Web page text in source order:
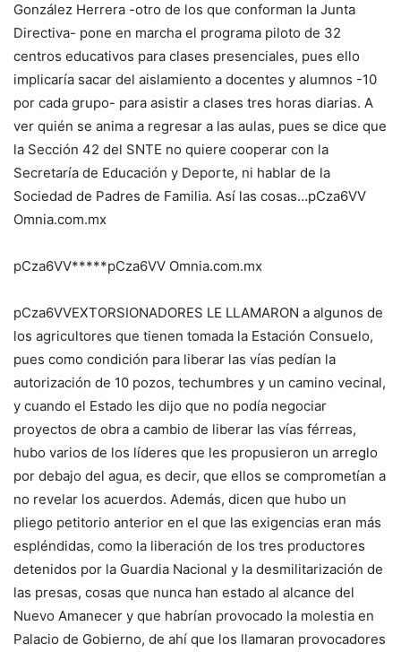
González Herrera -otro de los que conforman la Junta
Directiva- pone en marcha el programa piloto de 32
centros educativos para clases presenciales, pues ello
implicaría sacar del aislamiento a docentes y alumnos -10
por cada grupo- para asistir a clases tres horas diarias. A
ver quién se anima a regresar a las aulas, pues se dice que
la Sección 42 del SNTE no quiere cooperar con la
Secretaría de Educación y Deporte, ni hablar de la
Sociedad de Padres de Familia. Así las cosas…pCza6VV
Omnia.com.mx
pCza6VV*****pCza6VV Omnia.com.mx
pCza6VVEXTORSIONADORES LE LLAMARON a algunos de
los agricultores que tienen tomada la Estación Consuelo,
pues como condición para liberar las vías pedían la
autorización de 10 pozos, techumbres y un camino vecinal,
y cuando el Estado les dijo que no podía negociar
proyectos de obra a cambio de liberar las vías férreas,
hubo varios de los líderes que les propusieron un arreglo
por debajo del agua, es decir, que ellos se comprometían a
no revelar los acuerdos. Además, dicen que hubo un
pliego petitorio anterior en el que las exigencias eran más
espléndidas, como la liberación de los tres productores
detenidos por la Guardia Nacional y la desmilitarización de
las presas, cosas que nunca han estado al alcance del
Nuevo Amanecer y que habrían provocado la molestia en
Palacio de Gobierno, de ahí que los llamaran provocadores